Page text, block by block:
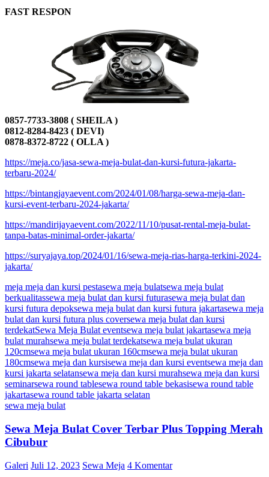
FAST RESPON
0857-7733-3808 ( SHEILA )
0812-8284-8423 ( DEVI)
0878-8372-8722 ( OLLA )
https://meja.co/jasa-sewa-meja-bulat-dan-kursi-futura-jakarta-
terbaru-2024/
https://bintangjayaevent.com/2024/01/08/harga-sewa-meja-dan-
kursi-event-terbaru-2024-jakarta/
https://mandirijayaevent.com/2022/11/10/pusat-rental-meja-bulat-
tanpa-batas-minimal-order-jakarta/
https://suryajaya.top/2024/01/16/sewa-meja-rias-harga-terkini-2024-
jakarta/
meja meja dan kursi pestasewa meja bulatsewa meja bulat
berkualitassewa meja bulat dan kursi futurasewa meja bulat dan
kursi futura depoksewa meja bulat dan kursi futura jakartasewa meja
bulat dan kursi futura plus coversewa meja bulat dan kursi
terdekatSewa Meja Bulat eventsewa meja bulat jakartasewa meja
bulat murahsewa meja bulat terdekatsewa meja bulat ukuran
120cmsewa meja bulat ukuran 160cmsewa meja bulat ukuran
180cmsewa meja dan kursisewa meja dan kursi eventsewa meja dan
kursi jakarta selatansewa meja dan kursi murahsewa meja dan kursi
seminarsewa round tablesewa round table bekasisewa round table
jakartasewa round table jakarta selatan
sewa meja bulat
Sewa Meja Bulat Cover Terbar Plus Topping Merah
Cibubur
Galeri Juli 12, 2023 Sewa Meja 4 Komentar